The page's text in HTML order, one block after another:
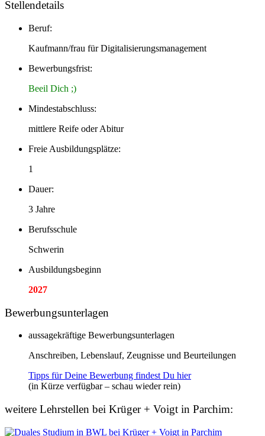
Stellendetails
Beruf:
Kaufmann/frau für Digitalisierungsmanagement
Bewerbungsfrist:
Beeil Dich ;)
Mindestabschluss:
mittlere Reife oder Abitur
Freie Ausbildungsplätze:
1
Dauer:
3 Jahre
Berufsschule
Schwerin
Ausbildungsbeginn
2027
Bewerbungsunterlagen
aussagekräftige Bewerbungsunterlagen
Anschreiben, Lebenslauf, Zeugnisse und Beurteilungen
Tipps für Deine Bewerbung findest Du hier
(in Kürze verfügbar – schau wieder rein)
weitere Lehrstellen bei Krüger + Voigt in Parchim: